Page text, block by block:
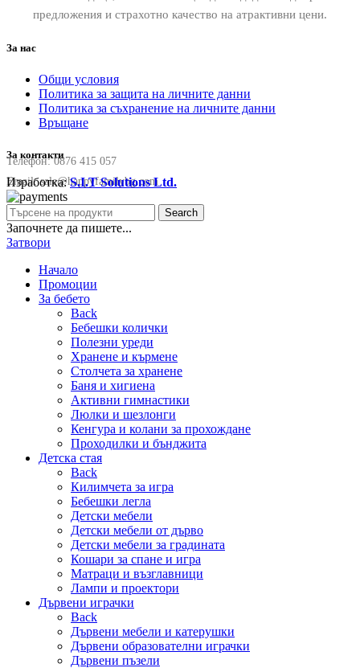
предложения и страхотно качество на атрактивни цени.
За нас
Общи условия
Политика за защита на личните данни
Политика за съхранение на личните данни
Връщане
За контакти
Телефон:0876 415 057
Email:sale@happyfamilybg.com
Изработка:S.I.T Solutions Ltd.
Search
Започнете да пишете...
Затвори
Начало
Промоции
За бебето
Back
Бебешки колички
Полезни уреди
Хранене и кърмене
Столчета за хранене
Баня и хигиена
Активни гимнастики
Люлки и шезлонги
Кенгура и колани за прохождане
Проходилки и бънджита
Детска стая
Back
Килимчета за игра
Бебешки легла
Детски мебели
Детски мебели от дърво
Детски мебели за градината
Кошари за спане и игра
Матраци и възглавници
Лампи и проектори
Дървени играчки
Back
Дървени мебели и катерушки
Дървени образователни играчки
Дървени пъзели